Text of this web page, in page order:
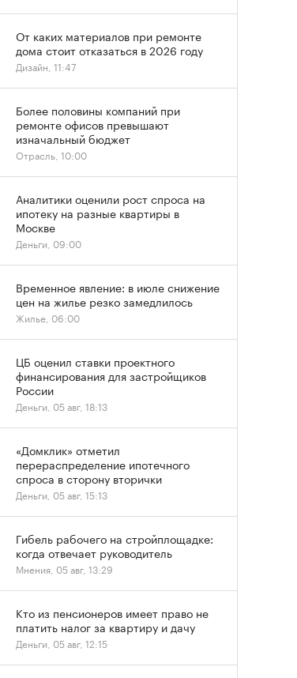
От каких материалов при ремонте
дома стоит отказаться в 2026 году
Дизайн, 11:47
Более половины компаний при
ремонте офисов превышают
изначальный бюджет
Отрасль, 10:00
Аналитики оценили рост спроса на
ипотеку на разные квартиры в
Москве
Деньги, 09:00
Временное явление: в июле снижение
цен на жилье резко замедлилось
Жилье, 06:00
ЦБ оценил ставки проектного
финансирования для застройщиков
России
Деньги, 05 авг, 18:13
«Домклик» отметил
перераспределение ипотечного
спроса в сторону вторички
Деньги, 05 авг, 15:13
Гибель рабочего на стройплощадке:
когда отвечает руководитель
Мнения, 05 авг, 13:29
Кто из пенсионеров имеет право не
платить налог за квартиру и дачу
Деньги, 05 авг, 12:15